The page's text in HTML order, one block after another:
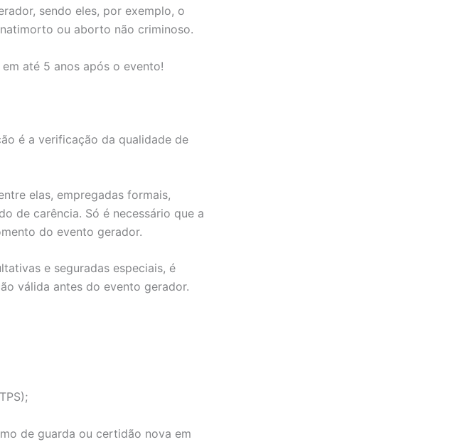
sendo eles, por exemplo, o
ou aborto não criminoso.
até 5 anos após o evento!
é a verificação da qualidade de
elas, empregadas formais,
de carência. Só é necessário que a
do evento gerador.
e seguradas especiais, é
válida antes do evento gerador.
de guarda ou certidão nova em